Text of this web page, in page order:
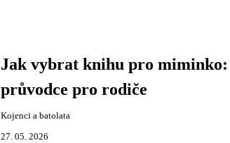
Jak vybrat knihu pro miminko:
průvodce pro rodiče
Kojenci a batolata
27. 05. 2026